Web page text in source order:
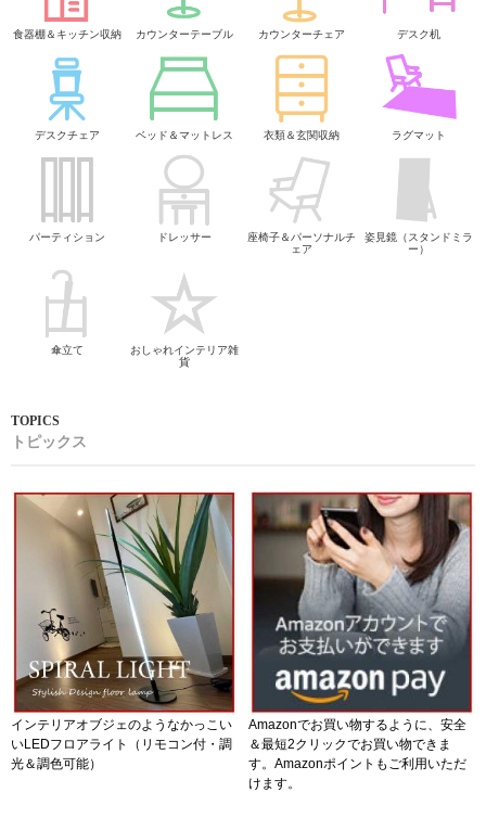
食器棚＆キッチン収納 カウンターテーブル カウンターチェア デスク机
デスクチェア ベッド＆マットレス 衣類＆玄関収納 ラグマット
パーティション ドレッサー
座椅子＆パーソナルチ
ェア
姿見鏡（スタンドミラ
ー）
傘立て
おしゃれインテリア雑
貨
トピックス
インテリアオブジェのようなかっこい
いLEDフロアライト（リモコン付・調
光＆調色可能）
Amazonでお買い物するように、安全
＆最短2クリックでお買い物できま
す。Amazonポイントもご利用いただ
けます。